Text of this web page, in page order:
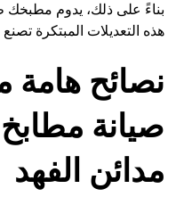
بناءً على ذلك، يدوم مطبخك
هذه التعديلات المبتكرة
نصائح هامة
صيانة
مدائن الفهد